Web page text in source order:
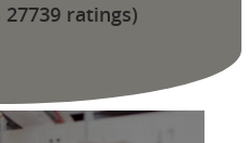
27739 ratings)